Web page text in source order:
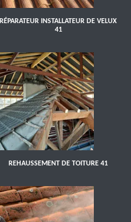
RÉPARATEUR INSTALLATEUR DE VELUX
41
REHAUSSEMENT DE TOITURE 41